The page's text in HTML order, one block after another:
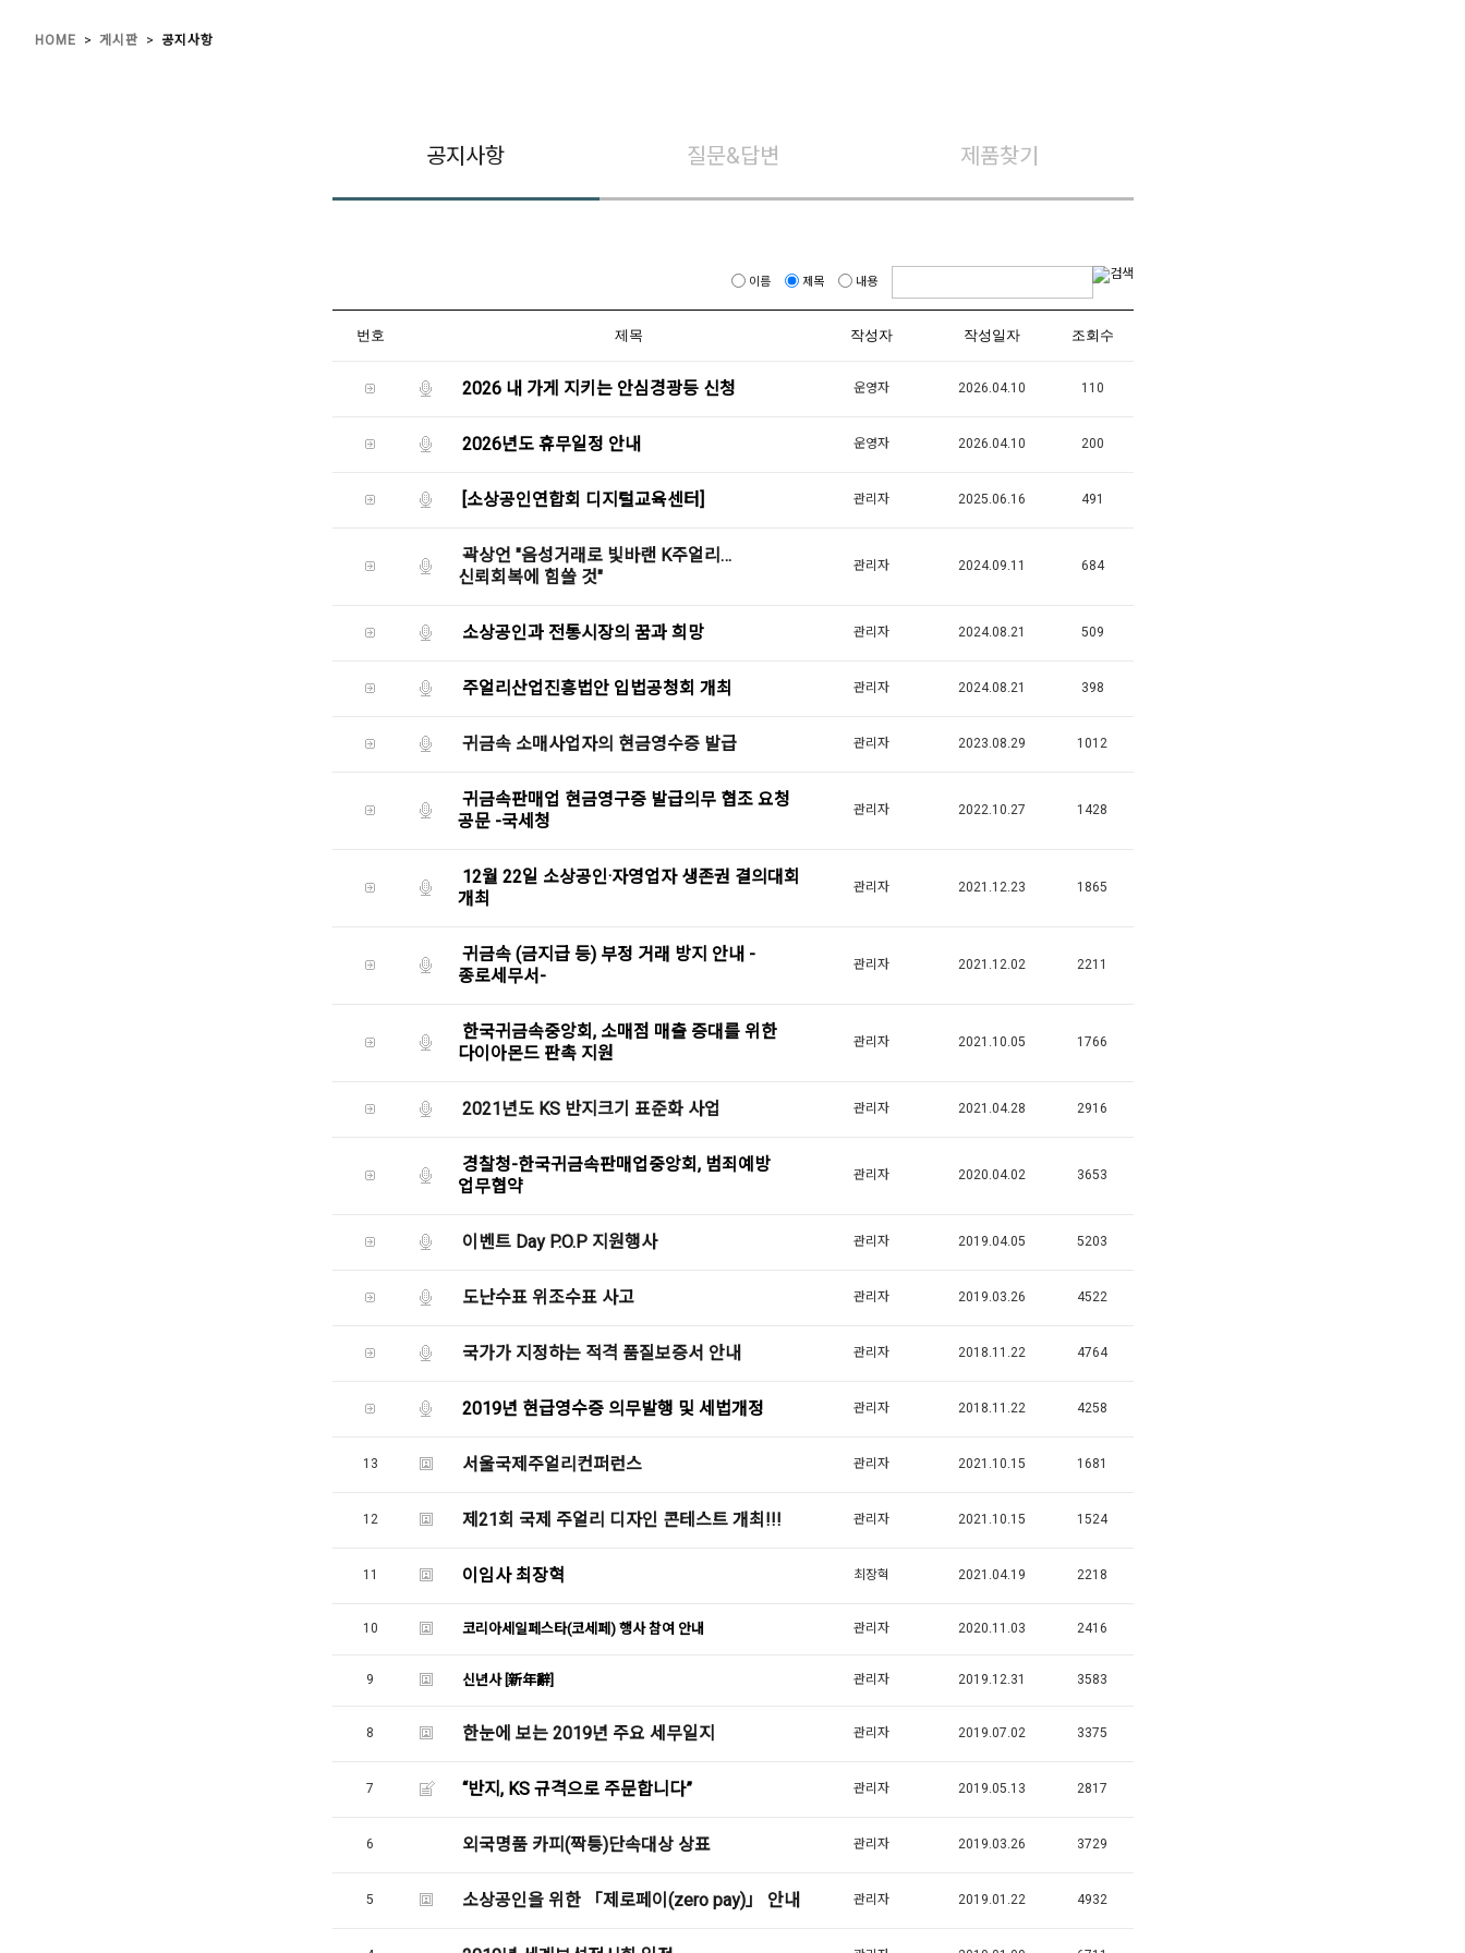
HOME > 게시판 > 공지사항
공지사항 질문&답변 제품찾기
이름 제목 내용
번호 제목 작성자 작성일자 조회수
2026 내 가게 지키는 안심경광등 신청 운영자 2026.04.10 110
2026년도 휴무일정 안내 운영자 2026.04.10 200
[소상공인연합회 디지털교육센터] 관리자 2025.06.16 491
곽상언 "음성거래로 빛바랜 K주얼리…
신뢰회복에 힘쓸 것"
관리자 2024.09.11 684
소상공인과 전통시장의 꿈과 희망 관리자 2024.08.21 509
주얼리산업진흥법안 입법공청회 개최 관리자 2024.08.21 398
귀금속 소매사업자의 현금영수증 발급 관리자 2023.08.29 1012
귀금속판매업 현금영구증 발급의무 협조 요청
공문 -국세청
관리자 2022.10.27 1428
12월 22일 소상공인·자영업자 생존권 결의대회
개최
관리자 2021.12.23 1865
귀금속 (금지급 등) 부정 거래 방지 안내 -
종로세무서-
관리자 2021.12.02 2211
한국귀금속중앙회, 소매점 매출 증대를 위한
다이아몬드 판촉 지원
관리자 2021.10.05 1766
2021년도 KS 반지크기 표준화 사업 관리자 2021.04.28 2916
경찰청-한국귀금속판매업중앙회, 범죄예방
업무협약
관리자 2020.04.02 3653
이벤트 Day P.O.P 지원행사 관리자 2019.04.05 5203
도난수표 위조수표 사고 관리자 2019.03.26 4522
국가가 지정하는 적격 품질보증서 안내 관리자 2018.11.22 4764
2019년 현급영수증 의무발행 및 세법개정 관리자 2018.11.22 4258
13 서울국제주얼리컨퍼런스 관리자 2021.10.15 1681
12 제21회 국제 주얼리 디자인 콘테스트 개최!!! 관리자 2021.10.15 1524
11 이임사 최장혁 최장혁 2021.04.19 2218
10 코리아세일페스타(코세페) 행사 참여 안내 관리자 2020.11.03 2416
9 신년사 [新年辭] 관리자 2019.12.31 3583
8 한눈에 보는 2019년 주요 세무일지 관리자 2019.07.02 3375
7 “반지, KS 규격으로 주문합니다” 관리자 2019.05.13 2817
6 외국명품 카피(짝퉁)단속대상 상표 관리자 2019.03.26 3729
5 소상공인을 위한 「제로페이(zero pay)」 안내 관리자 2019.01.22 4932